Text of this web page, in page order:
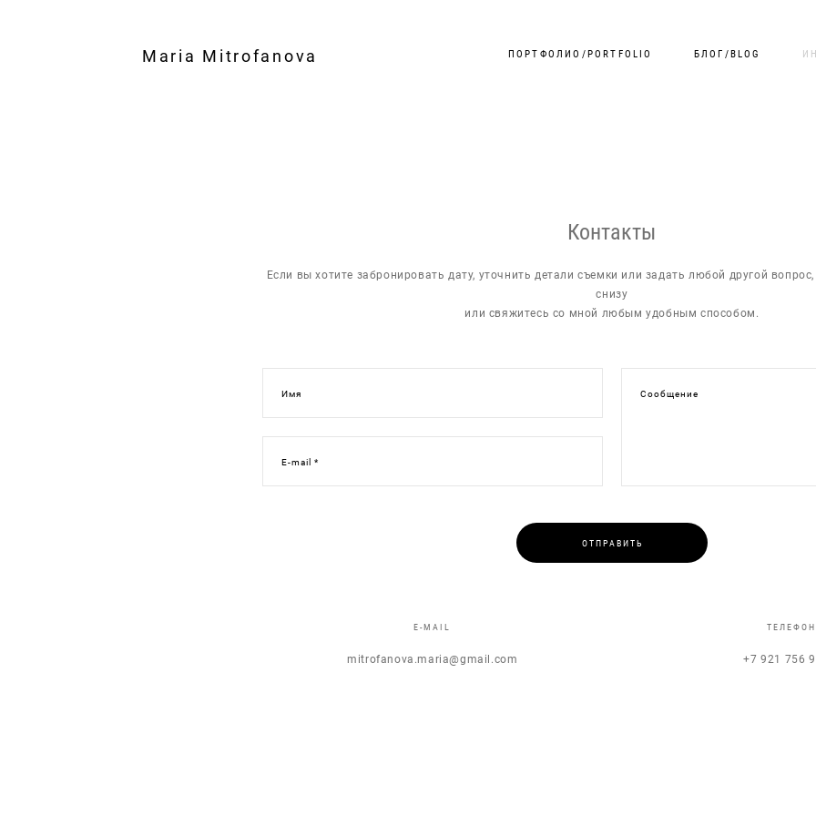
Maria Mitrofanova ПОРТФОЛИО/PORTFOLIO БЛОГ/BLOG
Контакты
Если вы хотите забронировать дату, уточнить детали съемки или задать любой другой
снизу
или свяжитесь со мной любым удобным способом.
Имя
E-mail *
Сообщение
ОТПРАВИТЬ
E-MAIL
mitrofanova.maria@gmail.com
ТЕЛЕФОН
+7 921 756